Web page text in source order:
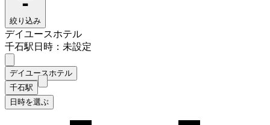
絞り込み
デイユースホテル
千石駅日時：未設定
デイユースホテル
千石駅
日時を選ぶ